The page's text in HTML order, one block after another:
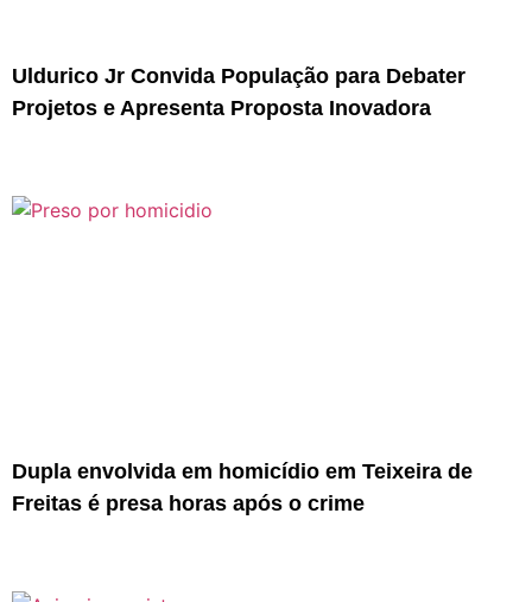
Uldurico Jr Convida População para Debater
Projetos e Apresenta Proposta Inovadora
Dupla envolvida em homicídio em Teixeira de
Freitas é presa horas após o crime